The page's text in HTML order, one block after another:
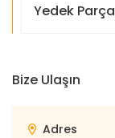
Yedek Parça
Bize Ulaşın
Adres